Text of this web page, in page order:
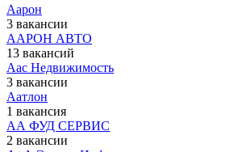
Аарон
3 вакансии
ААРОН АВТО
13 вакансий
Аас Недвижимость
3 вакансии
Аатлон
1 вакансия
АА ФУД СЕРВИС
2 вакансии